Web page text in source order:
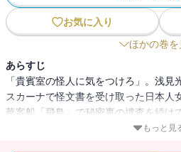
お気に入り
ほかの巻を
あらすじ
「貴賓室の怪人に気をつけろ」。浅見
スカーナで怪文書を受け取った日本人
華客船「飛鳥」で秘密裏の捜査を続け
画家の怪死事件に巻き込まれてしまう
もっと見